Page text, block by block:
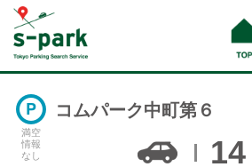
満空
情報
なし
コムパーク中町第６
14